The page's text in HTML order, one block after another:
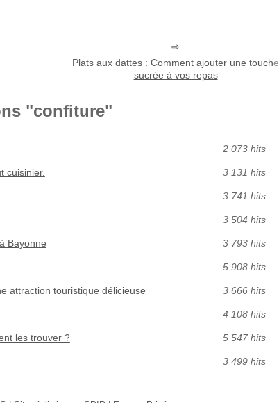
Plats aux dattes : Comment ajouter une touche
sucrée à vos repas
"confiture"
2 073 hits
cuisinier. 3 131 hits
3 741 hits
3 504 hits
Bayonne 3 793 hits
5 908 hits
attraction touristique délicieuse 3 666 hits
4 108 hits
les trouver ? 5 547 hits
3 499 hits